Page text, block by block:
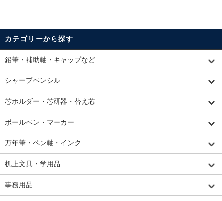
カテゴリーから探す
鉛筆・補助軸・キャップなど
シャープペンシル
芯ホルダー・芯研器・替え芯
ボールペン・マーカー
万年筆・ペン軸・インク
机上文具・学用品
事務用品